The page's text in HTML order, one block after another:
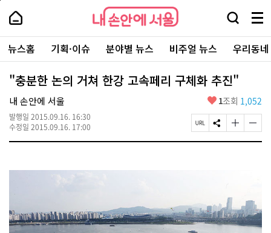
본
로
가
내
손
안
에
서
울
-
서
울
시
대
표
소
털
내
손
에
울
검
창
열
기
메
뉴
전
체
보
주
요
서
뉴스홈 기획·이슈 분야별 뉴스 비주얼 뉴스 우리동
"충분한 논의 거쳐 한강 고속페리 구체화 추진"
내 손안에 서울
발행일 2015.09.16. 16:30
수정일 2015.09.16. 17:00
좋
요
1조회 1,052
페
이
S
N
글
자
하
기
글
자
경
하
기
페
상
단
로